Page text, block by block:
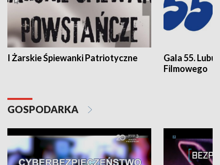
I Żarskie Śpiewanki Patriotyczne
Gala 55.
Filmowego
GOSPODARKA